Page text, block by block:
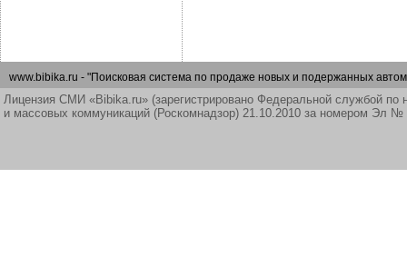
www.bibika.ru - "Поисковая система по продаже новых и подержанных
Лицензия СМИ «Bibika.ru» (зарегистрировано Федеральной службой
и массовых коммуникаций (Роскомнадзор) 21.10.2010 за номером Эл